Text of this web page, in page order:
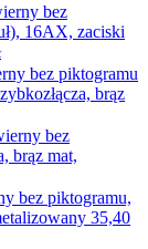
bez
16AX, zaciski
bez piktogramu
brąz
bez
brąz mat,
bez piktogramu,
35,40